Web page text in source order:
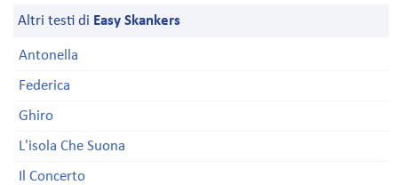
Altri testi di Easy Skankers
Antonella
Federica
Ghiro
L'isola Che Suona
Il Concerto